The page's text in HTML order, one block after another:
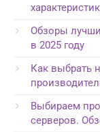
Обзоры
в 2025 году
Как выбрать
Выбираем
серверов.